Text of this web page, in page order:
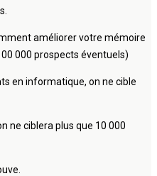
améliorer votre mémoire
000 prospects éventuels)
en informatique, on ne cible
ne ciblera plus que 10 000